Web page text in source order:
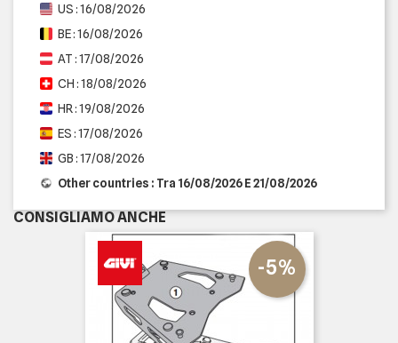
US : 16/08/2026
BE : 16/08/2026
AT : 17/08/2026
CH : 18/08/2026
HR : 19/08/2026
ES : 17/08/2026
GB : 17/08/2026
Other countries : Tra 16/08/2026 E 21/08/2026
CONSIGLIAMO ANCHE
-5%